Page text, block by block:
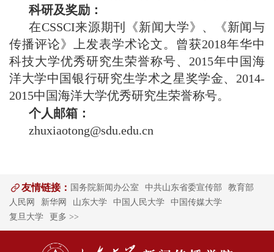
科研及奖励：
在CSSCI来源期刊《新闻大学》、《新闻与
传播评论》上发表学术论文。曾获2018年华中
科技大学优秀研究生荣誉称号、2015年中国海
洋大学中国银行研究生学术之星奖学金、2014-
2015中国海洋大学优秀研究生荣誉称号。
个人邮箱：
zhuxiaotong@sdu.edu.cn
友情链接： 国务院新闻办公室 中共山东省委宣传部
教育部
人民网
新华网 山东大学 中国人民大学
中国传媒大学
复旦大学
更多 >>